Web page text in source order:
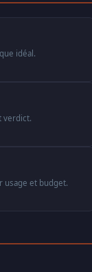
idéal.
verdict.
usage et budget.